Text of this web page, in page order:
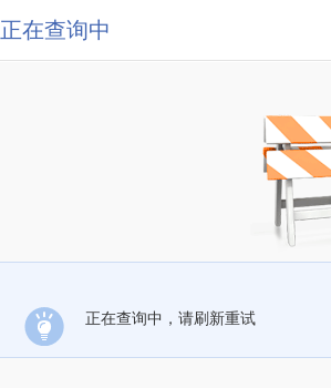
正在查询中
正在查询中，请刷新重试